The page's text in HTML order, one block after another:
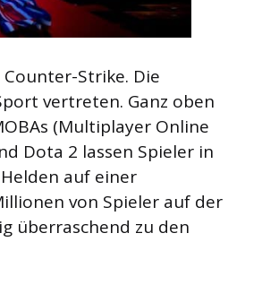
Strike. Die
vertreten. Ganz oben
(Multiplayer Online
Dota 2 lassen Spieler in
auf einer
von Spieler auf der
überraschend zu den